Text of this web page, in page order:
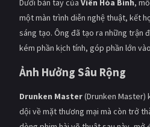
một màn trình diễn nghệ thuật, kết
sáng tạo. Ông đã tạo ra những trận
kém phần kịch tính, góp phần lớn
Ảnh Hưởng Sâu Rộng
Drunken Master(Drunken Master)
dội về mặt thương mại mà còn trở